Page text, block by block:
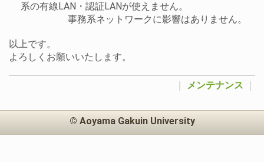
系の有線LAN・認証LANが使えません。
事務系ネットワークに影響はありません。
以上です。
よろしくお願いいたします。
メンテナンス
© Aoyama Gakuin University